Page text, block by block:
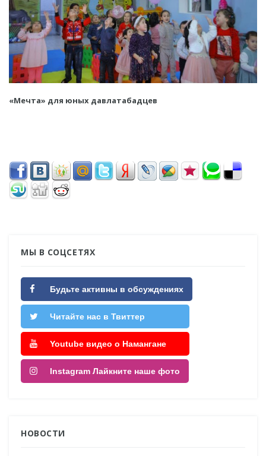
«Мечта» для юных давлатабадцев
МЫ В СОЦСЕТЯХ
Будьте активны в обсуждениях
Читайте нас в Твиттер
Youtube видео о Намангане
Instagram Лайкните наше фото
НОВОСТИ